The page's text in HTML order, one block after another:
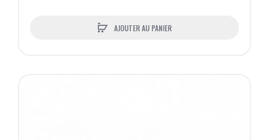
AJOUTER AU PANIER